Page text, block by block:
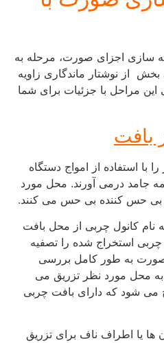
اجزای صورت، مرحله به
از نوشتار ماندگاری زاویه
مراحل با جزئیات برای شما
استفاده از امواج دستگاه
جامد درمی آورند. محل مورد
بی حس کننده بی حس می کنند.
نام کانول چربی از محل بافت
استخراج شده را تصفیه
به طور کامل بررسی
مورد نظر تزریق می
شود که دارای بافت چربی
یا اطراف ناف برای تزریق